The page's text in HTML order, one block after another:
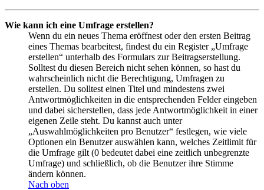
Wie kann ich eine Umfrage erstellen?
Wenn du ein neues Thema eröffnest oder den ersten Beitrag
eines Themas bearbeitest, findest du ein Register „Umfrage
erstellen“ unterhalb des Formulars zur Beitragserstellung.
Solltest du diesen Bereich nicht sehen können, so hast du
wahrscheinlich nicht die Berechtigung, Umfragen zu
erstellen. Du solltest einen Titel und mindestens zwei
Antwortmöglichkeiten in die entsprechenden Felder eingeben
und dabei sicherstellen, dass jede Antwortmöglichkeit in einer
eigenen Zeile steht. Du kannst auch unter
„Auswahlmöglichkeiten pro Benutzer“ festlegen, wie viele
Optionen ein Benutzer auswählen kann, welches Zeitlimit für
die Umfrage gilt (0 bedeutet dabei eine zeitlich unbegrenzte
Umfrage) und schließlich, ob die Benutzer ihre Stimme
ändern können.
Nach oben